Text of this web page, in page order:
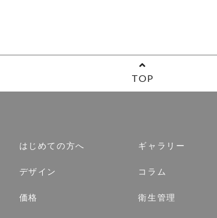
TOP
はじめての方へ
デザイン
価格
ギャラリー
コラム
衛生管理